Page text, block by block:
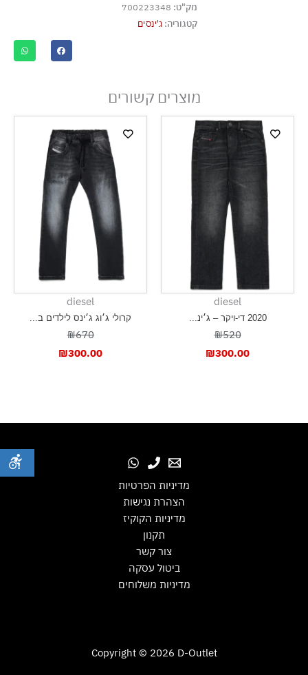
אסור לנקות בניקוי יבש
מק"ט: 700223348
קטגוריה:ג'ינסים
מוצרים קשורים
diesel
2020 די-ויקר – ג׳ינ...
₪520
₪300.00
diesel
קרולי ג׳וג ג׳ינס לילדים ב...
₪670
₪300.00
מדיניות הפרטיות
הצהרת נגישות
מדיניות הקוקיז
תקנון
צור קשר
ביטול עסקה
מדיניות משלוחים
Copyright © 2026 D-Outlet